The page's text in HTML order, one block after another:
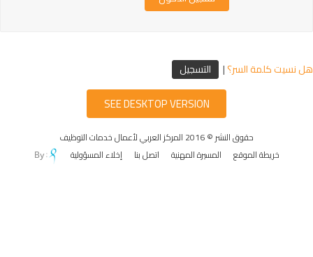
هل نسيت كلمة السر؟| التسجيل
SEE DESKTOP VERSION
حقوق النشر © 2016 المركز العربي لأعمال خدمات التوظيف
خريطة الموقع
المسيرة المهنية اتصل بنا إخلاء المسؤولية